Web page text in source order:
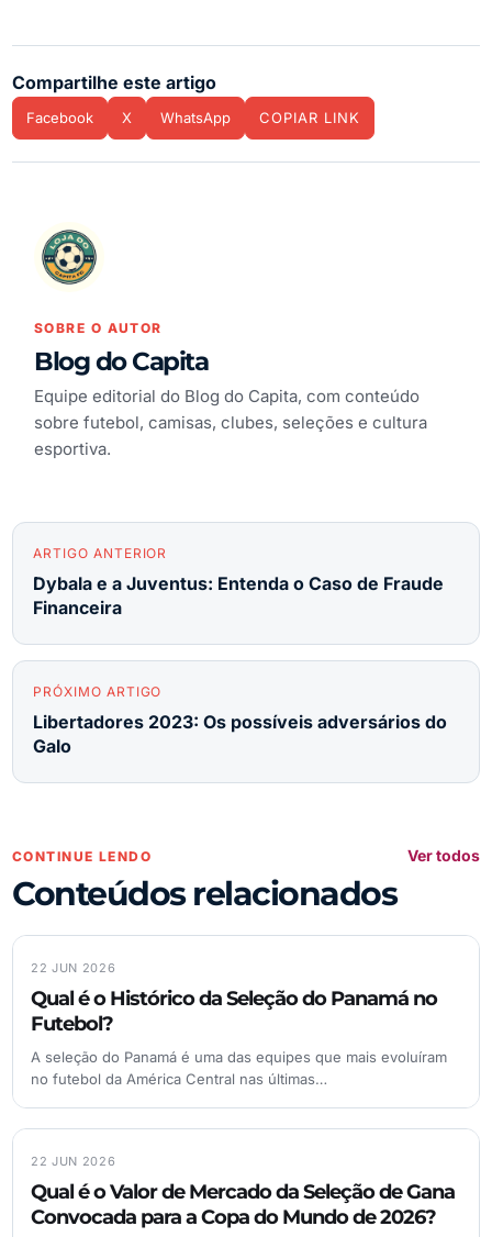
Compartilhe este artigo
Facebook X WhatsApp COPIAR LINK
SOBRE O AUTOR
Blog do Capita
Equipe editorial do Blog do Capita, com conteúdo
sobre futebol, camisas, clubes, seleções e cultura
esportiva.
ARTIGO ANTERIOR
Dybala e a Juventus: Entenda o Caso de Fraude
Financeira
PRÓXIMO ARTIGO
Libertadores 2023: Os possíveis adversários do
Galo
CONTINUE LENDO
Conteúdos relacionados
Ver todos
22 JUN 2026
Qual é o Histórico da Seleção do Panamá no
Futebol?
A seleção do Panamá é uma das equipes que mais evoluíram
no futebol da América Central nas últimas…
22 JUN 2026
Qual é o Valor de Mercado da Seleção de Gana
Convocada para a Copa do Mundo de 2026?